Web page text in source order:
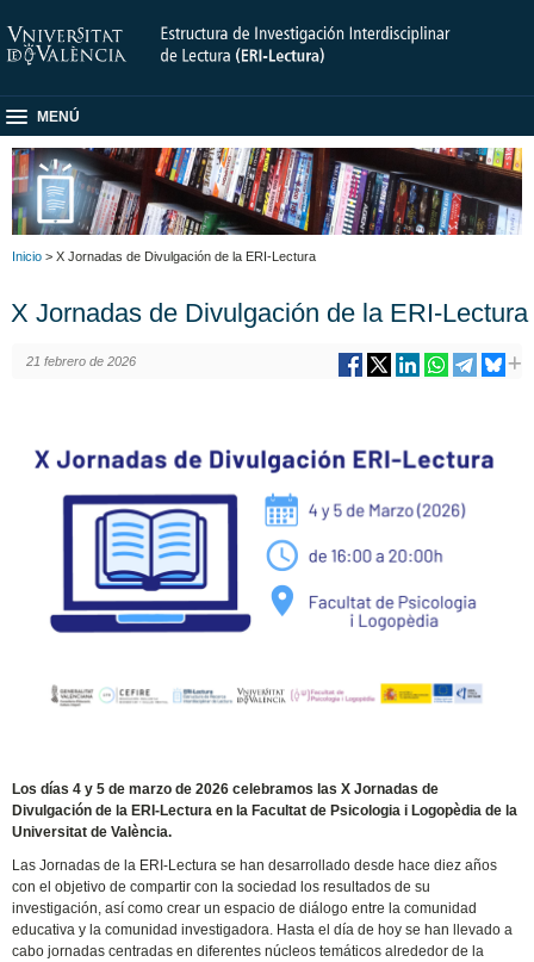
MENÚ
Inicio > X Jornadas de Divulgación de la ERI-Lectura
X Jornadas de Divulgación de la ERI-Lectura
21 febrero de 2026
Los días 4 y 5 de marzo de 2026 celebramos las X Jornadas de
Divulgación de la ERI-Lectura en la Facultat de Psicologia i Logopèdia de la
Universitat de València.
Las Jornadas de la ERI-Lectura se han desarrollado desde hace diez años
con el objetivo de compartir con la sociedad los resultados de su
investigación, así como crear un espacio de diálogo entre la comunidad
educativa y la comunidad investigadora. Hasta el día de hoy se han llevado a
cabo jornadas centradas en diferentes núcleos temáticos alrededor de la